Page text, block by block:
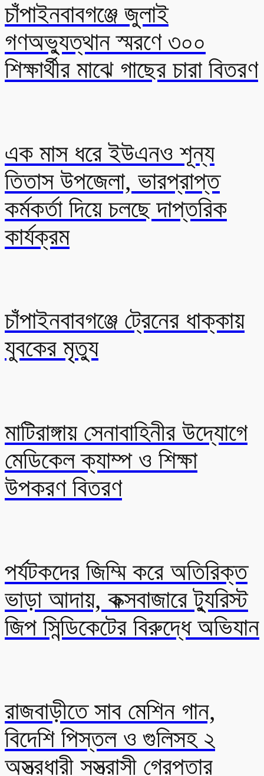
চাঁপাইনবাবগঞ্জে জুলাই
গণঅভ্যুত্থান স্মরণে ৩০০
শিক্ষার্থীর মাঝে গাছের চারা বিতরণ
এক মাস ধরে ইউএনও শূন্য
তিতাস উপজেলা, ভারপ্রাপ্ত
কর্মকর্তা দিয়ে চলছে দাপ্তরিক
কার্যক্রম
চাঁপাইনবাবগঞ্জে ট্রেনের ধাক্কায়
যুবকের মৃত্যু
মাটিরাঙ্গায় সেনাবাহিনীর উদ্যোগে
মেডিকেল ক্যাম্প ও শিক্ষা
উপকরণ বিতরণ
পর্যটকদের জিম্মি করে অতিরিক্ত
ভাড়া আদায়, কক্সবাজারে ট্যুরিস্ট
জিপ সিন্ডিকেটের বিরুদ্ধে অভিযান
রাজবাড়ীতে সাব মেশিন গান,
বিদেশি পিস্তল ও গুলিসহ ২
অস্ত্রধারী সস্ত্রাসী গ্রেপ্তার